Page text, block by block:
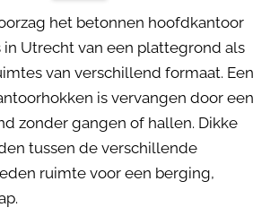
het betonnen hoofdkantoor
in Utrecht van een plattegrond als
van verschillend formaat. Een
is vervangen door een
zonder gangen of hallen. Dikke
tussen de verschillende
ruimte voor een berging,